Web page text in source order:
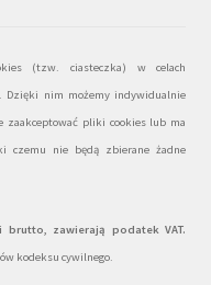
(tzw. ciasteczka) w celach
Dzięki nim możemy indywidualnie
zaakceptować pliki cookies lub ma
czemu nie będą zbierane żadne
brutto, zawierają podatek VAT.
kodeksu cywilnego.